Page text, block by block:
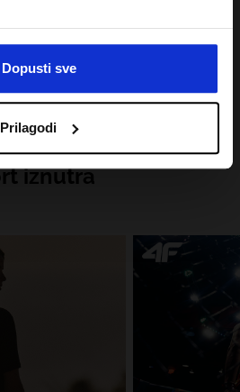
Dopusti sve
Prilagodi
iznutra